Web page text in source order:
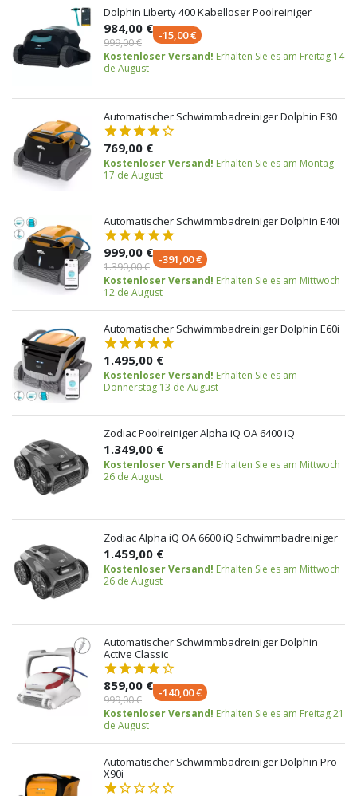
Dolphin Liberty 400 Kabelloser Poolreiniger
984,00 €
999,00 €
-15,00 €
Kostenloser Versand! Erhalten Sie es am Freitag 14
de August
Automatischer Schwimmbadreiniger Dolphin E30
769,00 €
Kostenloser Versand! Erhalten Sie es am Montag
17 de August
Automatischer Schwimmbadreiniger Dolphin E40i
999,00 €
1.390,00 €
-391,00 €
Kostenloser Versand! Erhalten Sie es am Mittwoch
12 de August
Automatischer Schwimmbadreiniger Dolphin E60i
1.495,00 €
Kostenloser Versand! Erhalten Sie es am
Donnerstag 13 de August
Zodiac Poolreiniger Alpha iQ OA 6400 iQ
1.349,00 €
Kostenloser Versand! Erhalten Sie es am Mittwoch
26 de August
Zodiac Alpha iQ OA 6600 iQ Schwimmbadreiniger
1.459,00 €
Kostenloser Versand! Erhalten Sie es am Mittwoch
26 de August
Automatischer Schwimmbadreiniger Dolphin
Active Classic
859,00 €
999,00 €
-140,00 €
Kostenloser Versand! Erhalten Sie es am Freitag 21
de August
Automatischer Schwimmbadreiniger Dolphin Pro
X90i